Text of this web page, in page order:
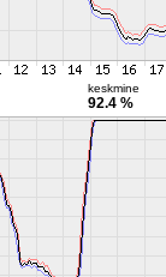
keskmine
92.4 %